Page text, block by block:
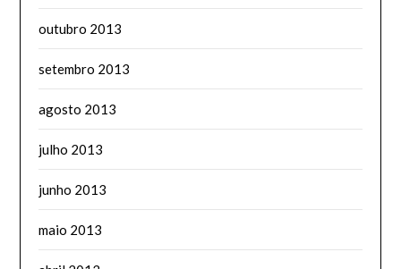
outubro 2013
setembro 2013
agosto 2013
julho 2013
junho 2013
maio 2013